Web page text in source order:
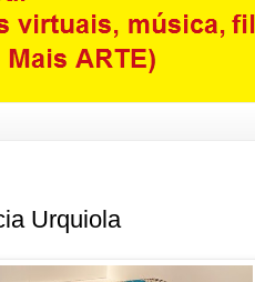
Urquiola